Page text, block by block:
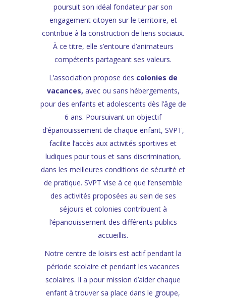
poursuit son idéal fondateur par son
engagement citoyen sur le territoire, et
contribue à la construction de liens sociaux.
Àce titre, elle s’entoure d’animateurs
compétents partageant ses valeurs.
L’association propose des colonies de
vacances, avec ou sans hébergements,
pour des enfants et adolescents dès l’âge de
6 ans. Poursuivant un objectif
d’épanouissement de chaque enfant, SVPT,
facilite l’accès aux activités sportives et
ludiques pour tous et sans discrimination,
dans les meilleures conditions de sécurité et
de pratique. SVPT vise à ce que l’ensemble
des activités proposées au sein de ses
séjours et colonies contribuent à
l’épanouissement des différents publics
accueillis.
Notre centre de loisirs est actif pendant la
période scolaire et pendant les vacances
scolaires. Il a pour mission d’aider chaque
enfant à trouver sa place dans le groupe,